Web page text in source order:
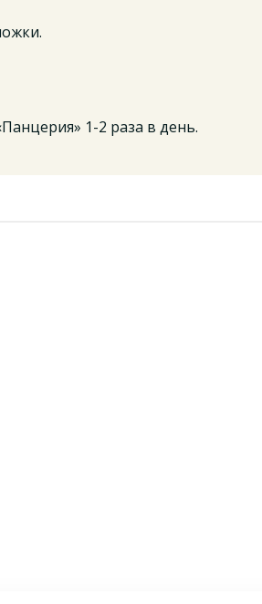
1-2 раза в день.